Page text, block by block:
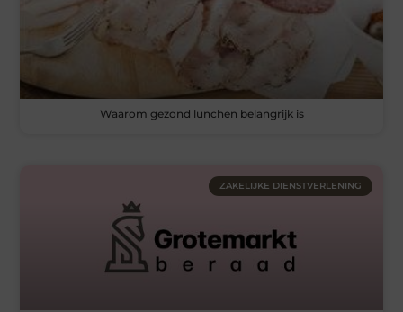
Waarom gezond lunchen belangrijk is
ZAKELIJKE DIENSTVERLENING